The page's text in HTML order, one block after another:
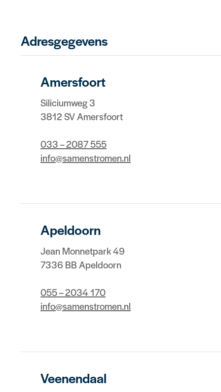
Adresgegevens
Amersfoort
Siliciumweg 3
3812 SV Amersfoort
033 – 2087 555
info@samenstromen.nl
Apeldoorn
Jean Monnetpark 49
7336 BB Apeldoorn
055 – 2034 170
info@samenstromen.nl
Veenendaal